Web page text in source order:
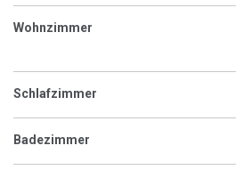
Wohnzimmer
Schlafzimmer
Badezimmer